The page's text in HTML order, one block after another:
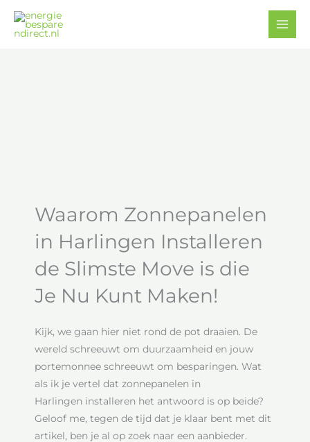
naar
Waarom Zonnepanelen
in Harlingen Installeren
de Slimste Move is die
Je Nu Kunt Maken!
Kijk, we gaan hier niet rond de pot draaien. De
wereld schreeuwt om duurzaamheid en jouw
portemonnee schreeuwt om besparingen. Wat
als ik je vertel dat zonnepanelen in
Harlingen installeren het antwoord is op beide?
Geloof me, tegen de tijd dat je klaar bent met dit
artikel, ben je al op zoek naar een aanbieder.